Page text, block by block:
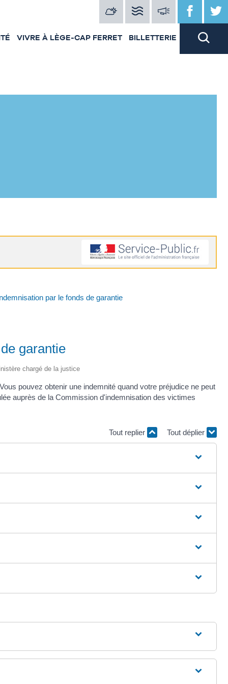
VIVRE À LÈGE-CAP FERRET BILLETTERIE
par le fonds de garantie
garantie
chargé de la justice
pouvez obtenir une indemnité quand votre préjudice ne peut
auprès de la Commission d'indemnisation des victimes
Tout replier Tout déplier